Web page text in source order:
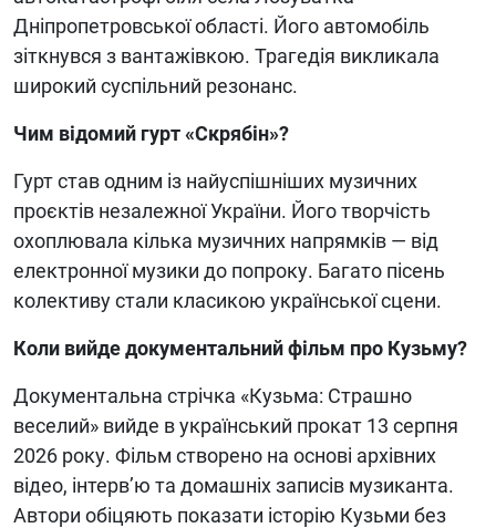
Дніпропетровської області. Його автомобіль
зіткнувся з вантажівкою. Трагедія викликала
широкий суспільний резонанс.
Чим відомий гурт «Скрябін»?
Гурт став одним із найуспішніших музичних
проєктів незалежної України. Його творчість
охоплювала кілька музичних напрямків — від
електронної музики до попроку. Багато пісень
колективу стали класикою української сцени.
Коли вийде документальний фільм про Кузьму?
Документальна стрічка «Кузьма: Страшно
веселий» вийде в український прокат 13 серпня
2026 року. Фільм створено на основі архівних
відео, інтерв’ю та домашніх записів музиканта.
Автори обіцяють показати історію Кузьми без